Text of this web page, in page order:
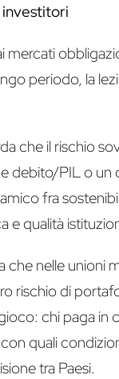
investitori
mercati
periodo, la
che il rischio
debito/PIL o un
fra
e qualità
che nelle unioni
rischio di
chi paga in
quali
tra Paesi.